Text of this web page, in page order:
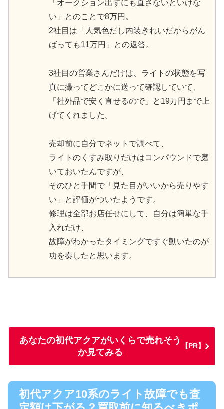
「オークション出すにも直さないといけな
い」とのことで8万円。
2社目は「人気色だし内装きれいだからがん
ばっても11万円」との返答。
3社目の営業さんだけは、ライトの状態を写
真に撮ってどこかに送って確認していて、
「社外品で安く直せるので」と19万円まで上
げてくれました。
売却前に自分でネットで調べて、
ライトのくすみ取りだけはコンパウンドで磨
いておいたんですが、
そのひと手間で「見た目がいいから売りやす
い」と評価がついたようです。
修理は全部お店任せにして、自分は簡単な手
入れだけ、
故障がわかったタイミングですぐ動いたのが
功を奏したと思います。
あなたの初代アクアがいくらで売れそう
か見てみる
【PR】
初代アクア10系のライト故障でも査